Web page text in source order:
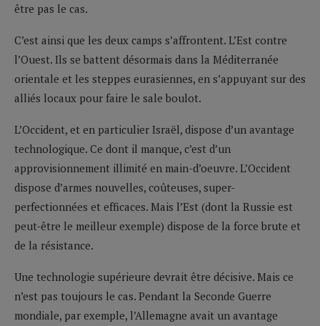
être pas le cas.
C’est ainsi que les deux camps s’affrontent. L’Est contre
l’Ouest. Ils se battent désormais dans la Méditerranée
orientale et les steppes eurasiennes, en s’appuyant sur des
alliés locaux pour faire le sale boulot.
L’Occident, et en particulier Israël, dispose d’un avantage
technologique. Ce dont il manque, c’est d’un
approvisionnement illimité en main-d’oeuvre. L’Occident
dispose d’armes nouvelles, coûteuses, super-
perfectionnées et efficaces. Mais l’Est (dont la Russie est
peut-être le meilleur exemple) dispose de la force brute et
de la résistance.
Une technologie supérieure devrait être décisive. Mais ce
n’est pas toujours le cas. Pendant la Seconde Guerre
mondiale, par exemple, l’Allemagne avait un avantage